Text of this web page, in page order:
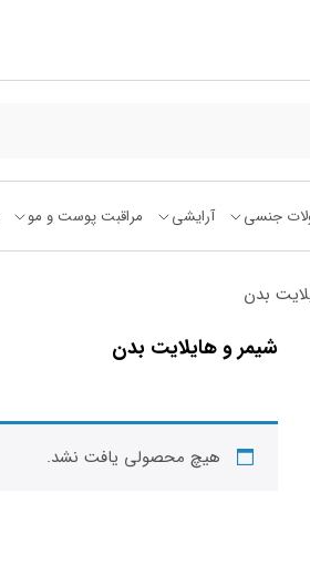
جنسی آرایشی مراقبت پوست و مو
بدن
شیمر و هایلایت بدن
هیچ محصولی یافت نشد.